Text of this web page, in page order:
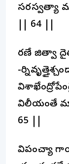
సరస్వత్యా
|| 64 ||
రణే జిత్వా
-
విలీయంతే
65 ||
విపంచ్యా